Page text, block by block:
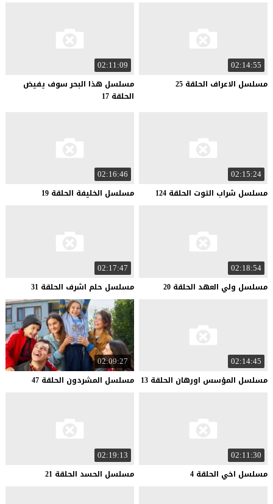
02:14:55
مسلسل الاعراف الحلقة 25
02:11:09
مسلسل هذا البحر سوف يفيض
الحلقة 17
02:15:24
مسلسل شراب التوت الحلقة 124
02:16:46
مسلسل الخليفة الحلقة 19
02:18:54
مسلسل ولي العهد الحلقة 20
02:17:47
مسلسل حلم اشرف الحلقة 31
02:14:45
مسلسل المؤسس اورهان الحلقة 13
02:09:27
مسلسل المشردون الحلقة 47
02:11:30
مسلسل اخي الحلقة 4
02:19:13
مسلسل الحسد الحلقة 21